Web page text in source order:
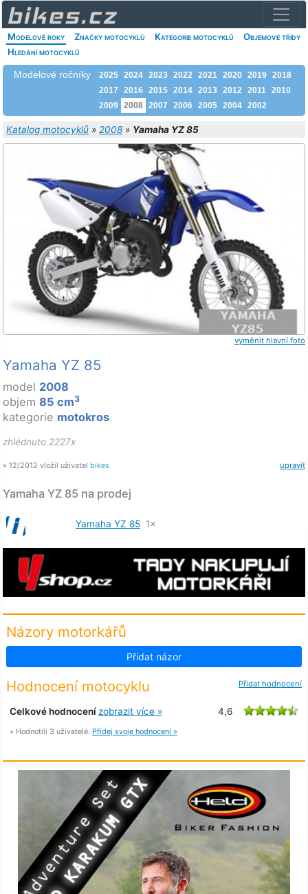
Modelové roky Značky motocyklů Kategorie motocyklů
Objemové třídy
Hledání motocyklů
Modelové ročníky 2025 2024 2023 2022 2021 2020 2019 2018
2017
2016 2015 2014 2013 2012 2011 2010
2009 2008 2007 2006 2005 2004 2002
Katalog motocyklů » 2008 » Yamaha YZ 85
vyměnit hlavní foto
Yamaha YZ 85
model 2008
objem 85 cm3
kategorie motokros
zhlédnuto 2227x
upravit
» 12/2012 vložil uživatel bikes
Yamaha YZ 85 na prodej
Yamaha YZ 85 1×
Názory motorkářů
Přidat názor
Přidat hodnocení
Hodnocení motocyklu
Celkové hodnocení zobrazit více » 4,6
» Hodnotili 3 uživatelé. Přidej svoje hodnocení »